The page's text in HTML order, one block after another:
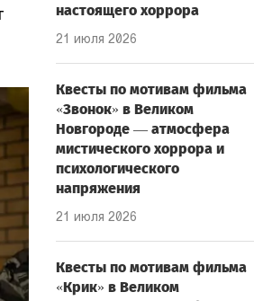
настоящего хоррора
21 июля 2026
Квесты по мотивам фильма
«Звонок» в Великом
Новгороде — атмосфера
мистического хоррора и
психологического
напряжения
21 июля 2026
Квесты по мотивам фильма
«Крик» в Великом